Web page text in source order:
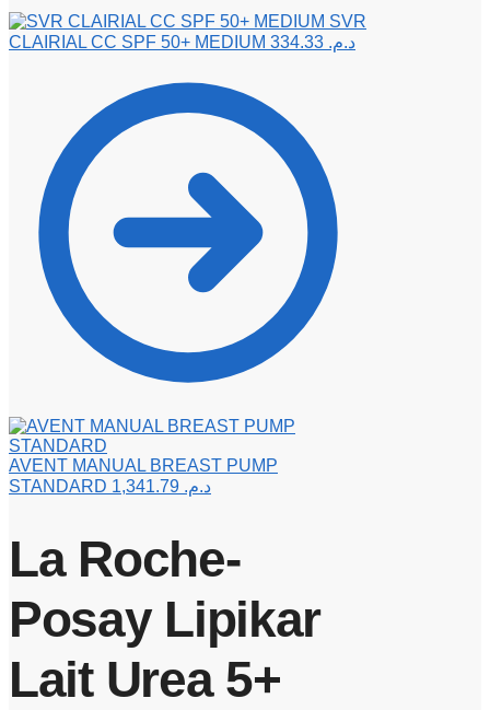
SVR
CLAIRIAL CC SPF 50+ MEDIUM
د.م.
AVENT MANUAL BREAST PUMP
STANDARD
د.م.
La Roche-
Posay Lipikar
Lait Urea 5+